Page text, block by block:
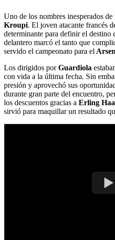
Uno de los nombres inesperados
Kroupi. El joven atacante francés
determinante para definir el destino
delantero marcó el tanto que
servido el campeonato para el
Los dirigidos porGuardiola
con vida a la última fecha. Sin
presión y aprovechó sus
durante gran parte del encuentro,
los descuentos gracias a Erling
sirvió para maquillar un resultado